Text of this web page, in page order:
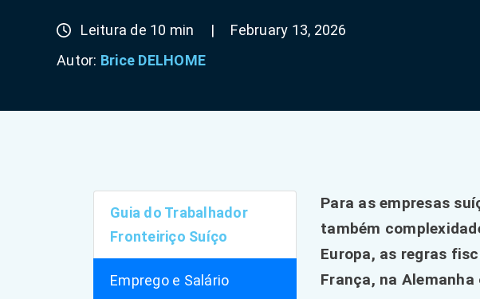
Leitura de 10 min |
February 13, 2026
Autor: Brice DELHOME
Guia do Trabalhador
Fronteiriço Suíço
Emprego e Salário
Para as empresas
também
Europa, as regras
França, na